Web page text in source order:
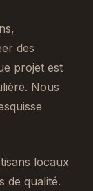
des
projet est
Nous
locaux
de qualité.